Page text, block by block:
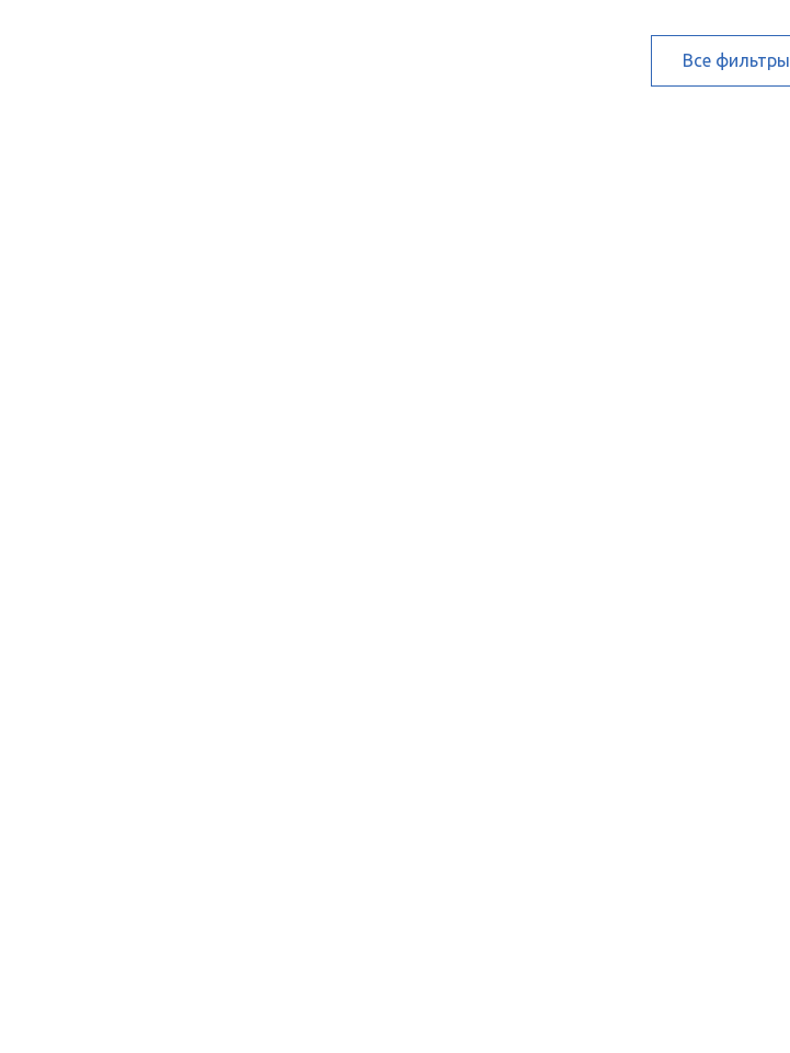
Все фильтры